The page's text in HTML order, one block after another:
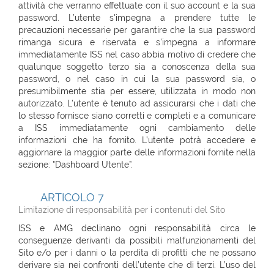
attività che verranno effettuate con il suo account e la sua
password. L’utente s'impegna a prendere tutte le
precauzioni necessarie per garantire che la sua password
rimanga sicura e riservata e s'impegna a informare
immediatamente ISS nel caso abbia motivo di credere che
qualunque soggetto terzo sia a conoscenza della sua
password, o nel caso in cui la sua password sia, o
presumibilmente stia per essere, utilizzata in modo non
autorizzato. L’utente è tenuto ad assicurarsi che i dati che
lo stesso fornisce siano corretti e completi e a comunicare
a ISS immediatamente ogni cambiamento delle
informazioni che ha fornito. L’utente potrà accedere e
aggiornare la maggior parte delle informazioni fornite nella
sezione: "Dashboard Utente”.
ARTICOLO 7
Limitazione di responsabilità per i contenuti del Sito
ISS e AMG declinano ogni responsabilità circa le
conseguenze derivanti da possibili malfunzionamenti del
Sito e/o per i danni o la perdita di profitti che ne possano
derivare sia nei confronti dell’utente che di terzi. L’uso del